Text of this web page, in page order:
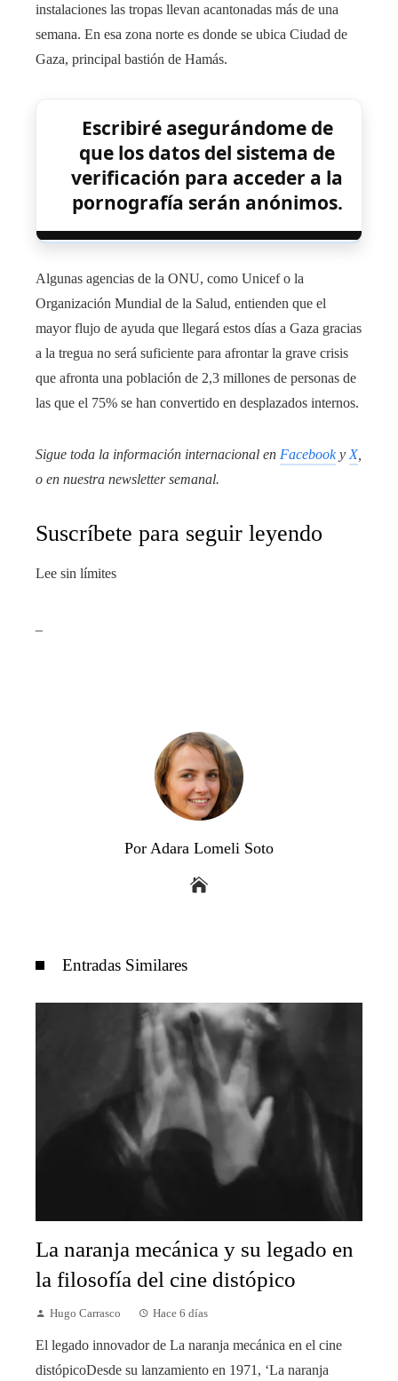
instalaciones las tropas llevan acantonadas más de una
semana. En esa zona norte es donde se ubica Ciudad de
Gaza, principal bastión de Hamás.
Escribiré asegurándome de
que los datos del sistema de
verificación para acceder a la
pornografía serán anónimos.
Algunas agencias de la ONU, como Unicef o la
Organización Mundial de la Salud, entienden que el
mayor flujo de ayuda que llegará estos días a Gaza gracias
a la tregua no será suficiente para afrontar la grave crisis
que afronta una población de 2,3 millones de personas de
las que el 75% se han convertido en desplazados internos.
Sigue toda la información internacional en FacebookyX,
o en nuestra newsletter semanal.
Suscríbete para seguir leyendo
Lee sin límites
Por Adara Lomeli Soto
Entradas Similares
La naranja mecánica y su legado en
la filosofía del cine distópico
Hugo Carrasco Hace 6 días
El legado innovador de La naranja mecánica en el cine
distópicoDesde su lanzamiento en 1971, ‘La naranja